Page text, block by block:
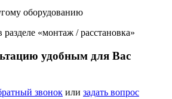
оборудованию
«монтаж / расстановка»
удобным для Вас
звонок или задать вопрос